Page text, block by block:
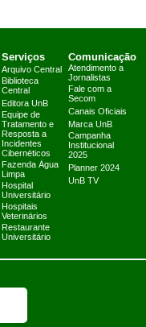
Serviços
Arquivo Central
Biblioteca
Central
Editora UnB
Equipe de
Tratamento e
Resposta a
Incidentes
Cibernéticos
Fazenda Água
Limpa
Hospital
Universitário
Hospitais
Veterinários
Restaurante
Universitário
Comunicação
Atendimento a
Jornalistas
Fale com a
Secom
Canais Oficiais
Marca UnB
Campanha
Institucional
2025
Planner 2024
UnB TV